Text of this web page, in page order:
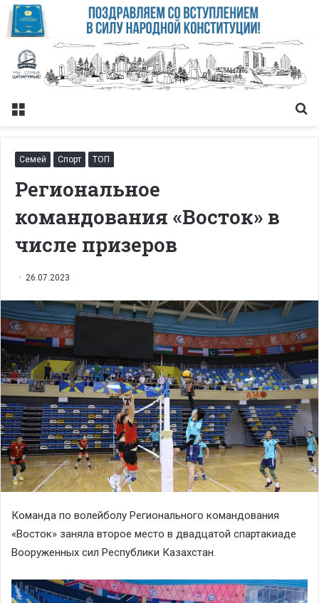
Меню
Семей Спорт ТОП
Региональное
командования «Восток» в
числе призеров
26.07.2023
Команда по волейболу Регионального командования
«Восток» заняла второе место в двадцатой спартакиаде
Вооруженных сил Республики Казахстан.